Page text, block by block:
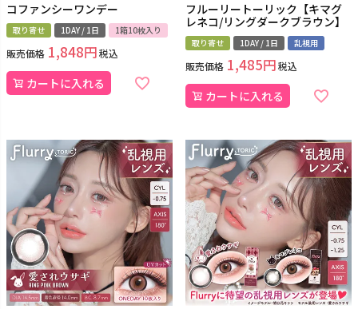
コファンシーワンデー
取り寄せ 1DAY / 1日 1箱10枚入り
販売価格 1,848 税込
カートに入れる
フルーリートーリック【キマグ
レネコ/リングダークブラウン】
取り寄せ 1DAY / 1日 乱視用
販売価格 1,485 税込
カートに入れる